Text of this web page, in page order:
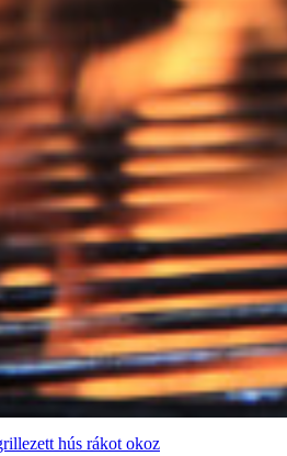
hús rákot okoz